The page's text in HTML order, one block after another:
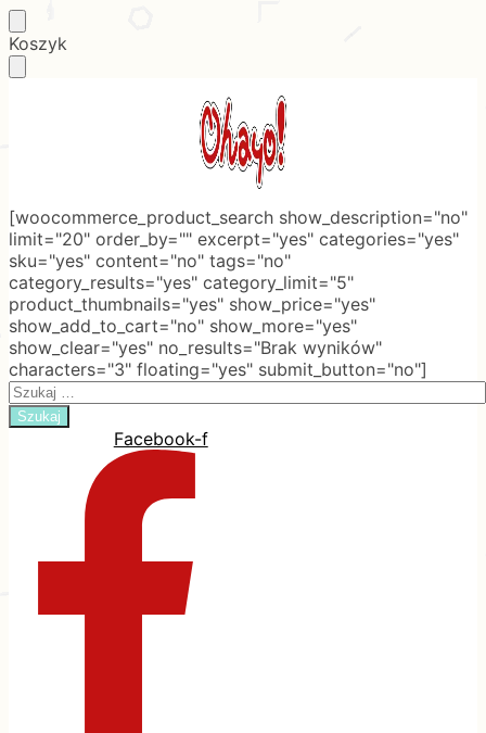
Skip
to
Skip
to
Koszyk
[woocommerce_product_search show_description="no"
limit="20" order_by="" excerpt="yes" categories="yes"
sku="yes" content="no" tags="no"
category_results="yes" category_limit="5"
product_thumbnails="yes" show_price="yes"
show_add_to_cart="no" show_more="yes"
show_clear="yes" no_results="Brak wyników"
characters="3" floating="yes" submit_button="no"]
Search
for:
Facebook-f